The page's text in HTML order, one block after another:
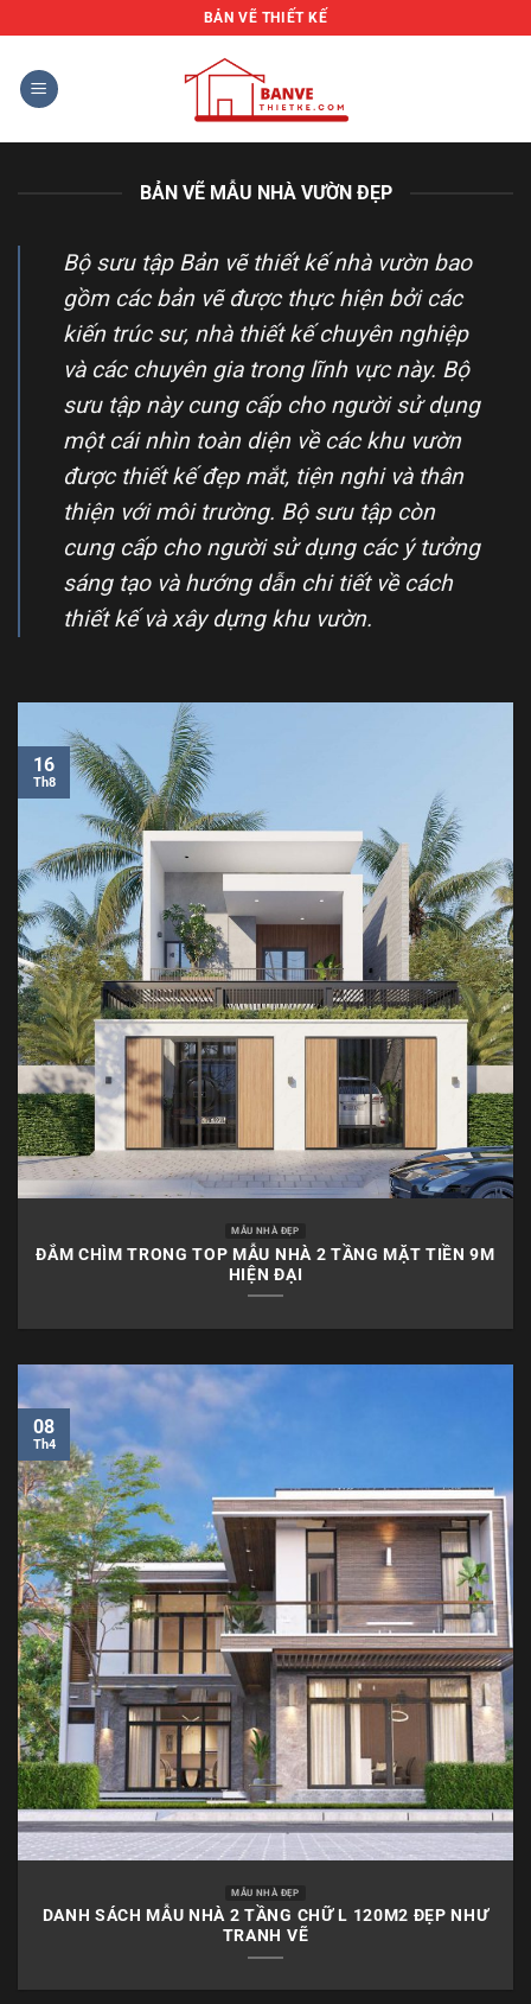
qua
nội
dung
BẢN VẼ THIẾT KẾ
BẢN VẼ MẪU NHÀ VƯỜN ĐẸP
Bộ sưu tập Bản vẽ thiết kế nhà vườn bao
gồm các bản vẽ được thực hiện bởi các
kiến trúc sư, nhà thiết kế chuyên nghiệp
và các chuyên gia trong lĩnh vực này. Bộ
sưu tập này cung cấp cho người sử dụng
một cái nhìn toàn diện về các khu vườn
được thiết kế đẹp mắt, tiện nghi và thân
thiện với môi trường. Bộ sưu tập còn
cung cấp cho người sử dụng các ý tưởng
sáng tạo và hướng dẫn chi tiết về cách
thiết kế và xây dựng khu vườn.
MẪU NHÀ ĐẸP
ĐẮM CHÌM TRONG TOP MẪU NHÀ 2 TẦNG MẶT TIỀN 9M
HIỆN ĐẠI
16
Th8
MẪU NHÀ ĐẸP
DANH SÁCH MẪU NHÀ 2 TẦNG CHỮ L 120M2 ĐẸP NHƯ
TRANH VẼ
08
Th4